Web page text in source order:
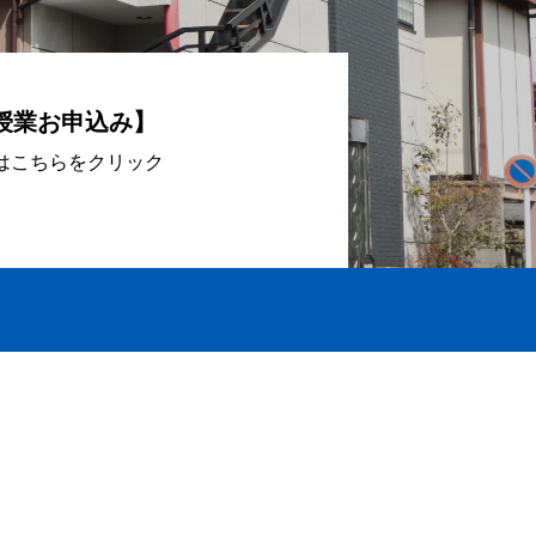
お申込み】
こちらをクリック